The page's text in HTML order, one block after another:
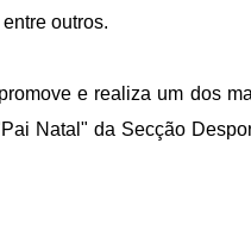
outros.
e realiza um dos
Natal" da Secção